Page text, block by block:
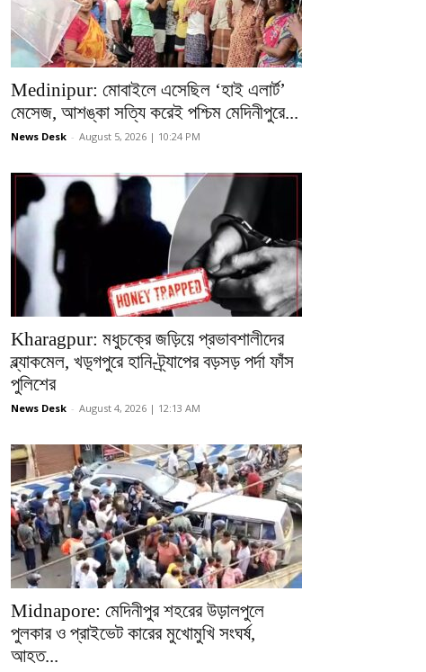
Medinipur: মোবাইলে এসেছিল ‘হাই এলার্ট’
মেসেজ, আশঙ্কা সত্যি করেই পশ্চিম মেদিনীপুরে...
News Desk - August 5, 2026 | 10:24 PM
Kharagpur: মধুচক্রে জড়িয়ে প্রভাবশালীদের
ব্ল্যাকমেল, খড়্গপুরে হানি-ট্র্যাপের বড়সড় পর্দা ফাঁস
পুলিশের
News Desk - August 4, 2026 | 12:13 AM
Midnapore: মেদিনীপুর শহরের উড়ালপুলে
পুলকার ও প্রাইভেট কারের মুখোমুখি সংঘর্ষ,
আহত...